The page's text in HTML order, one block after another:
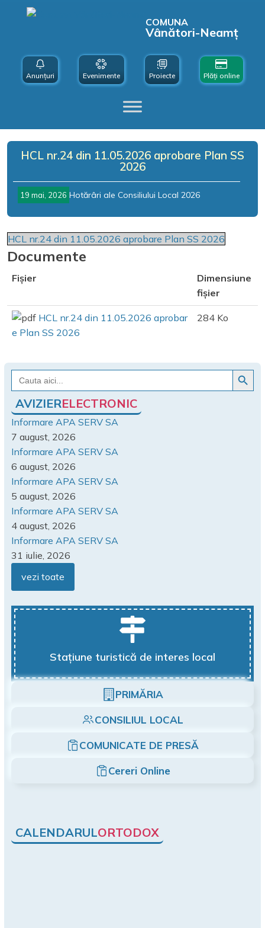
COMUNA
Vânători-Neamț
Anunțuri Evenimente Proiecte Plăți online
HCL nr.24 din 11.05.2026 aprobare Plan SS
2026
19 mai, 2026 Hotărâri ale Consiliului Local 2026
HCL nr.24 din 11.05.2026 aprobare Plan SS 2026
Documente
Fișier
Dimensiune
fișier
HCL nr.24 din 11.05.2026 aprobar
e Plan SS 2026
284 Ko
Search
for:
Search Button
AVIZIERELECTRONIC
Informare APA SERV SA
7 august, 2026
Informare APA SERV SA
6 august, 2026
Informare APA SERV SA
5 august, 2026
Informare APA SERV SA
4 august, 2026
Informare APA SERV SA
31 iulie, 2026
vezi toate
Stațiune turistică de interes local
PRIMĂRIA
CONSILIUL LOCAL
COMUNICATE DE PRESĂ
Cereri Online
CALENDARULORTODOX